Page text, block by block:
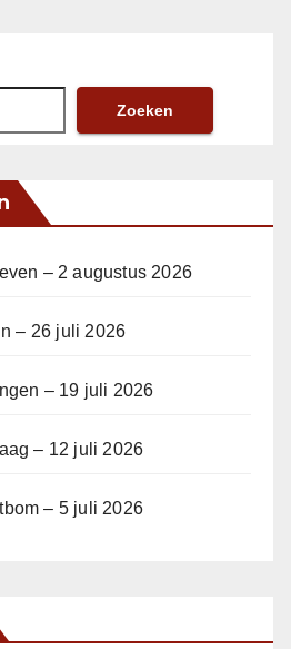
Zoeken
– 2 augustus 2026
– 26 juli 2026
– 19 juli 2026
– 12 juli 2026
– 5 juli 2026